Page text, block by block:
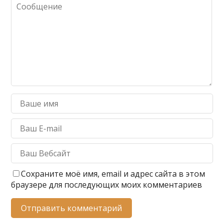
Сохраните моё имя, email и адрес сайта в этом
браузере для последующих моих комментариев